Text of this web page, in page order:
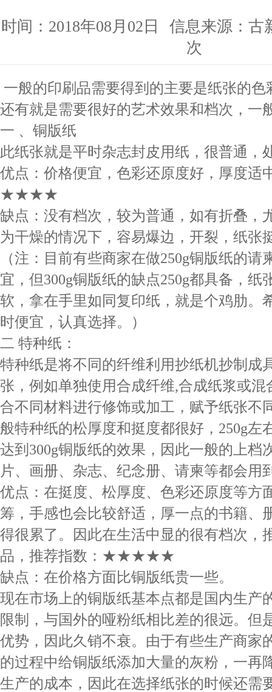
时间：2018年08月02日
信息来源：古
次
一般的印刷品需要得到的主要是纸张的色
还有就是需要很好的艺术效果和档次，一
一 、铜版纸
此纸张就是平时杂志封皮用纸，很普通，
优点：价格便宜，色彩还原度好，厚度适
★★★★
缺点：没有档次，较为普通，如有折叠，
为干燥的情况下，容易爆边，开裂，纸张
（注：目前有些商家在做250g铜版纸的请
宜，但300g铜版纸的缺点250g都具备，纸
软，拿在手里如同复印纸，就是个鸡肋。
时便宜，认真选择。）
二 特种纸：
特种纸是将不同的纤维利用抄纸机抄制成
张，例如单独使用合成纤维,合成纸浆或混
合不同材料进行修饰或加工，赋予纸张不
般特种纸的松厚度和挺度都很好，250g左
达到300g铜版纸的效果，因此一般的上档
片、画册、杂志、纪念册、请柬等都会用
优点：在挺度、松厚度、色彩还原度等方
筹，手感也会比较舒适，厚一点的书籍、
得很累了。因此在生活中显的很有档次，
品，推荐指数：★★★★★
缺点：在价格方面比铜版纸贵一些。
现在市场上的铜版纸基本点都是国内生产
限制，与国外的哑粉纸相比差的很远。但
优势，因此久销不衰。由于有些生产商家
的过程中给铜版纸添加大量的灰粉，一再
生产的成本，因此在选择纸张的时候还需